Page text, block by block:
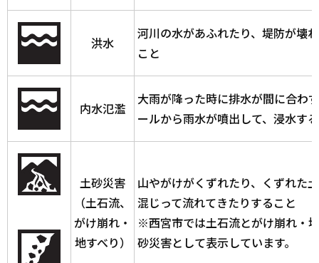
洪水
河川の水があふれたり、堤防が壊
こと
内水氾濫
大雨が降った時に排水が間に合わ
ールから雨水が噴出して、浸水す
土砂災害
（土石流、
がけ崩れ・
地すべり）
山やがけがくずれたり、くずれた
混じって流れてきたりすること
※西宮市では土石流とがけ崩れ・
砂災害として表示しています。